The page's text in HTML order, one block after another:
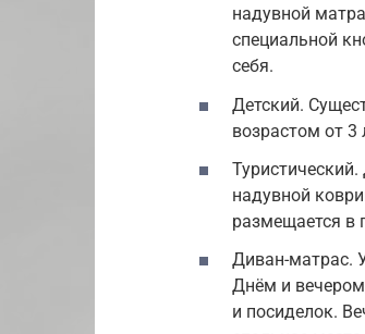
надувной
специальной
себя.
Детский.
возрастом от 3
надувной
размещается в
Диван-матрас.
Днём и
и посиделок.